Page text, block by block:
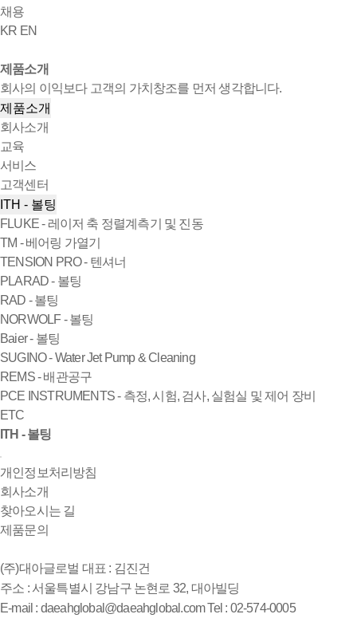
채용
KR EN
제품소개
회사의 이익보다 고객의 가치창조를 먼저 생각합니다.
제품소개
회사소개
교육
서비스
고객센터
ITH - 볼팅
FLUKE - 레이저 축 정렬계측기 및 진동
TM - 베어링 가열기
TENSION PRO - 텐셔너
PLARAD - 볼팅
RAD - 볼팅
NORWOLF - 볼팅
Baier - 볼팅
SUGINO - Water Jet Pump & Cleaning
REMS - 배관공구
PCE INSTRUMENTS - 측정, 시험, 검사, 실험실 및 제어 장비
ETC
ITH - 볼팅
개인정보처리방침
회사소개
찾아오시는 길
제품문의
(주)대아글로벌 대표 : 김진건
주소 : 서울특별시 강남구 논현로 32, 대아빌딩
E-mail : daeahglobal@daeahglobal.comTel : 02-574-0005